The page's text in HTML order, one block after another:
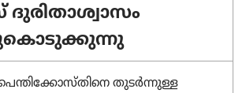
തുടർന്നുള്ള